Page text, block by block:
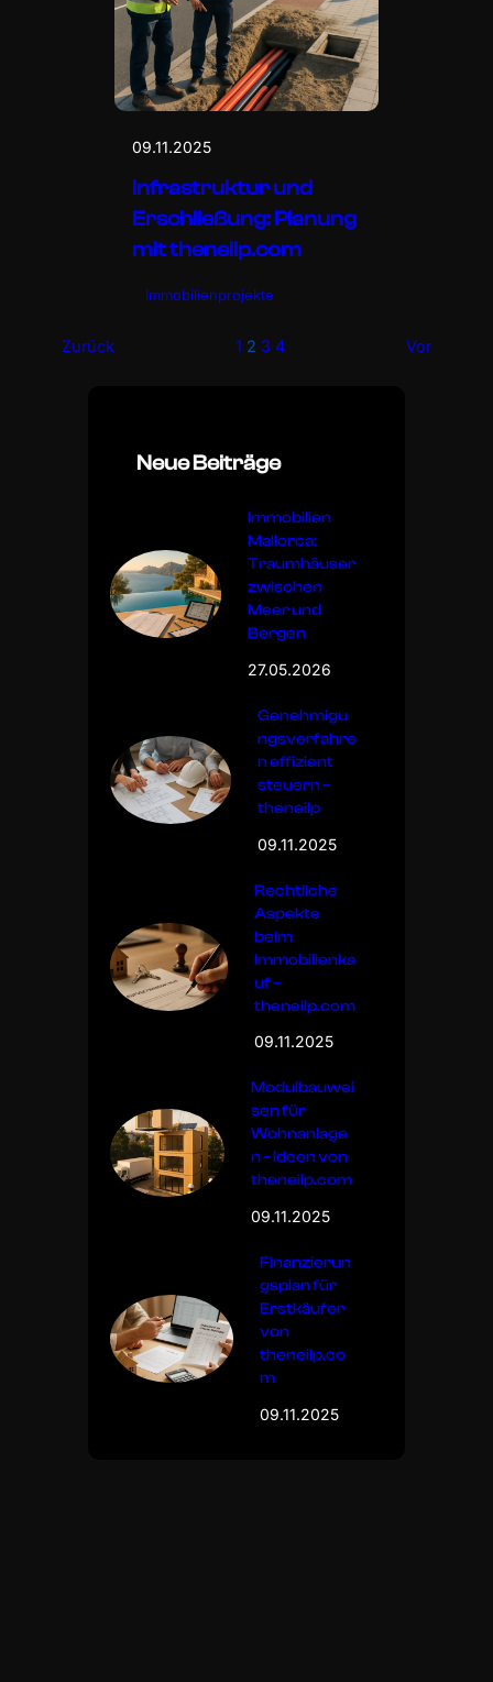
09.11.2025
Infrastruktur und
Erschließung: Planung
mit theneilp.com
Immobilienprojekte
Zurück 1 2 3 4 Vor
Neue Beiträge
Immobilien
Mallorca:
Traumhäuser
zwischen
Meer und
Bergen
27.05.2026
Genehmigu
ngsverfahre
n effizient
steuern –
theneilp
09.11.2025
Rechtliche
Aspekte
beim
Immobilienka
uf –
theneilp.com
09.11.2025
Modulbauwei
sen für
Wohnanlage
n – Ideen von
theneilp.com
09.11.2025
Finanzierun
gsplan für
Erstkäufer
von
theneilp.co
m
09.11.2025